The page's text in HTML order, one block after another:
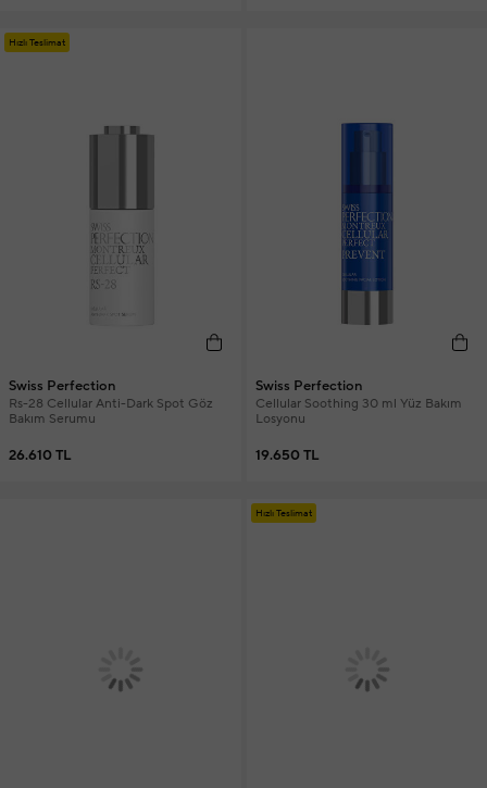
Hızlı Teslimat
Swiss Perfection
Rs-28 Cellular Anti-Dark Spot Göz
Bakım Serumu
26.610 TL
Swiss Perfection
Cellular Soothing 30 ml Yüz Bakım
Losyonu
19.650 TL
Hızlı Teslimat